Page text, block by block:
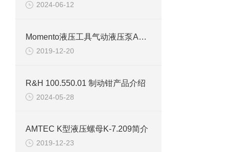
2024-06-12
Momento液压工具气动液压泵AP921简介
2019-12-20
R&H 100.550.01 制动钳产品介绍
2024-05-28
AMTEC K型液压螺母K-7.209简介
2019-12-23